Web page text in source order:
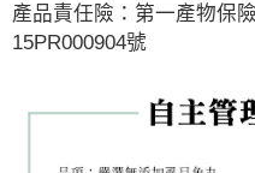
產品責任險：第一產物保
15PR000904號